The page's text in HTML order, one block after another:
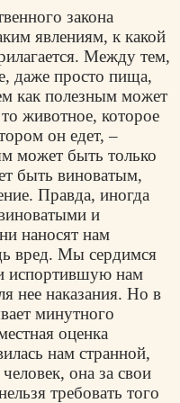
закона
явлениям, к какой
Между тем,
даже просто пища,
как полезным может
животное, которое
он едет, –
может быть только
быть виноватым,
Правда, иногда
и
наносят нам
вред. Мы сердимся
испортившую нам
нее наказания. Но в
минутного
оценка
нам странной,
она за свои
требовать того